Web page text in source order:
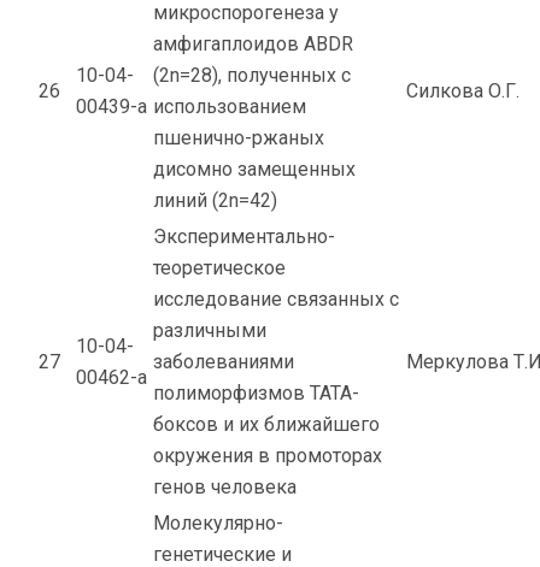
26
10-04-
00439-а
микроспорогенеза у
амфигаплоидов ABDR
(2n=28), полученных с
использованием
пшенично-ржаных
дисомно замещенных
линий (2n=42)
Силкова О.Г.
27
10-04-
00462-а
Экспериментально-
теоретическое
исследование связанных с
различными
заболеваниями
полиморфизмов ТАТА-
боксов и их ближайшего
окружения в промоторах
генов человека
Меркулова
Молекулярно-
генетические и